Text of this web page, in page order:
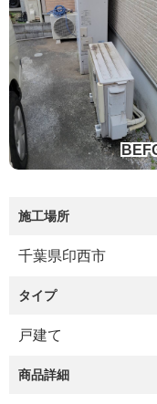
施工場所
千葉県印西市
タイプ
戸建て
商品詳細